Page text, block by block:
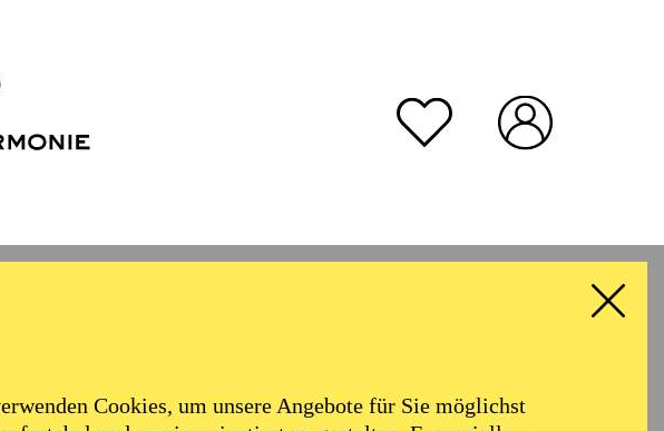
Cookies, um unsere Angebote für Sie möglichst